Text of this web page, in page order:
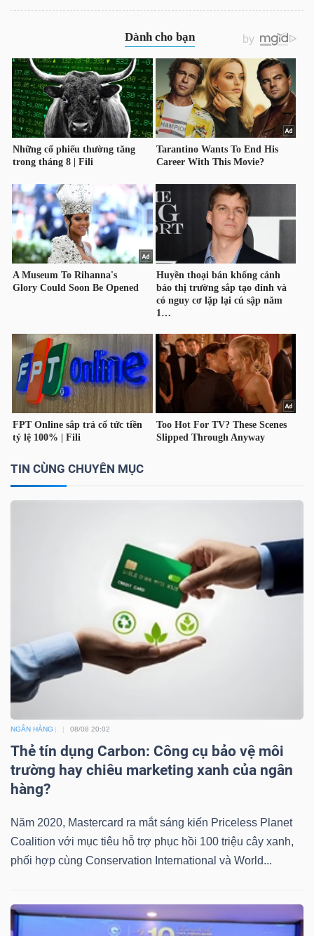
TIN CÙNG CHUYÊN MỤC
NGÂN HÀNG 08/08 20:02
Thẻ tín dụng Carbon: Công cụ bảo vệ môi
trường hay chiêu marketing xanh của ngân
hàng?
Năm 2020, Mastercard ra mắt sáng kiến Priceless Planet
Coalition với mục tiêu hỗ trợ phục hồi 100 triệu cây xanh,
phối hợp cùng Conservation International và World...
TIÊU
DÙNG
THIẾT
YẾU
CHĂM
SÓC
SỨC
KHỎE
TÀI
CHÍNH
CÔNG
VỤ
TRUYỀN
THÔNG
TIỆN
ÍCH
ĐỘNG